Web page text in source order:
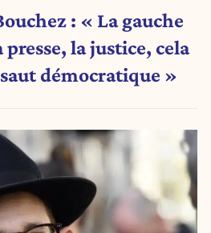
: « La gauche
la justice, cela
démocratique »